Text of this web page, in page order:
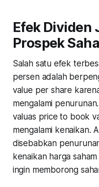
Efek Dividen
Prospek
Salah satu efek
persen adalah
value per share
mengalami
valuas price to book
mengalami kenaikan.
disebabkan
kenaikan harga
ingin memborong